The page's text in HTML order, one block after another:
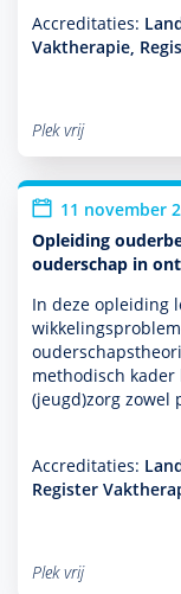
Accreditaties:
Vaktherapie,
Plek vrij
11 november
Opleiding
ouderschap in
In deze opleiding
metho­disch
(jeugd)zorg
Accreditaties:
Register
Plek vrij